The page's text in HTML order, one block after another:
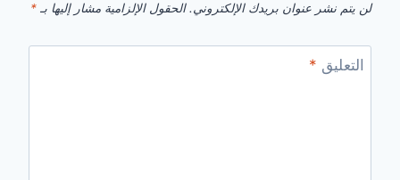
لن يتم نشر عنوان بريدك الإلكتروني. الحقول الإلزامية مشار إليها بـ *
التعليق *